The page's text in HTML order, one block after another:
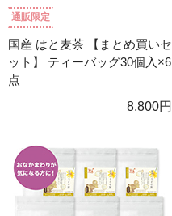
通販限定
国産 はと麦茶 【まとめ買いセ
ット】 ティーバッグ30個入×6
点
8,800円